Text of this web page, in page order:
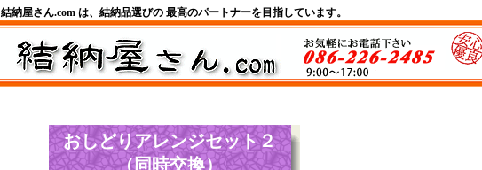
結納屋さん.com は、結納品選びの 最高のパートナーを目指しています。
おしどりアレンジセット２
（同時交換）